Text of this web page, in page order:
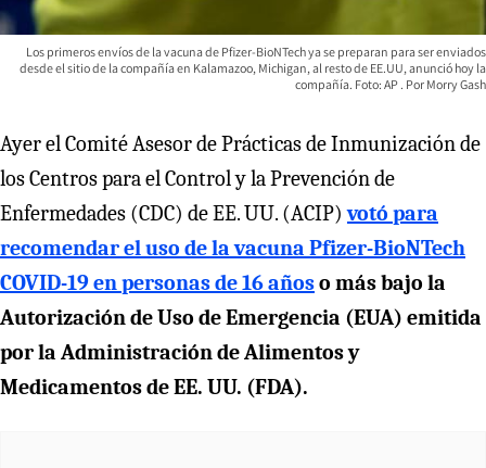
Los primeros envíos de la vacuna de Pfizer-BioNTech ya se preparan para ser enviados
desde el sitio de la compañía en Kalamazoo, Michigan, al resto de EE.UU, anunció hoy la
compañía. Foto: AP
Morry Gash
Ayer el Comité Asesor de Prácticas de Inmunización de
los Centros para el Control y la Prevención de
Enfermedades (CDC) de EE. UU. (ACIP)votó para
recomendar el uso de la vacuna Pfizer-BioNTech
COVID-19 en personas de 16 añoso más bajo la
Autorización de Uso de Emergencia (EUA) emitida
por la Administración de Alimentos y
Medicamentos de EE. UU. (FDA).